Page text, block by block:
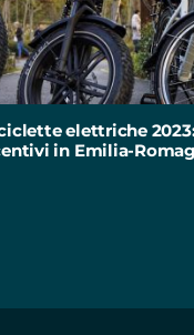
elettriche
in Emilia-